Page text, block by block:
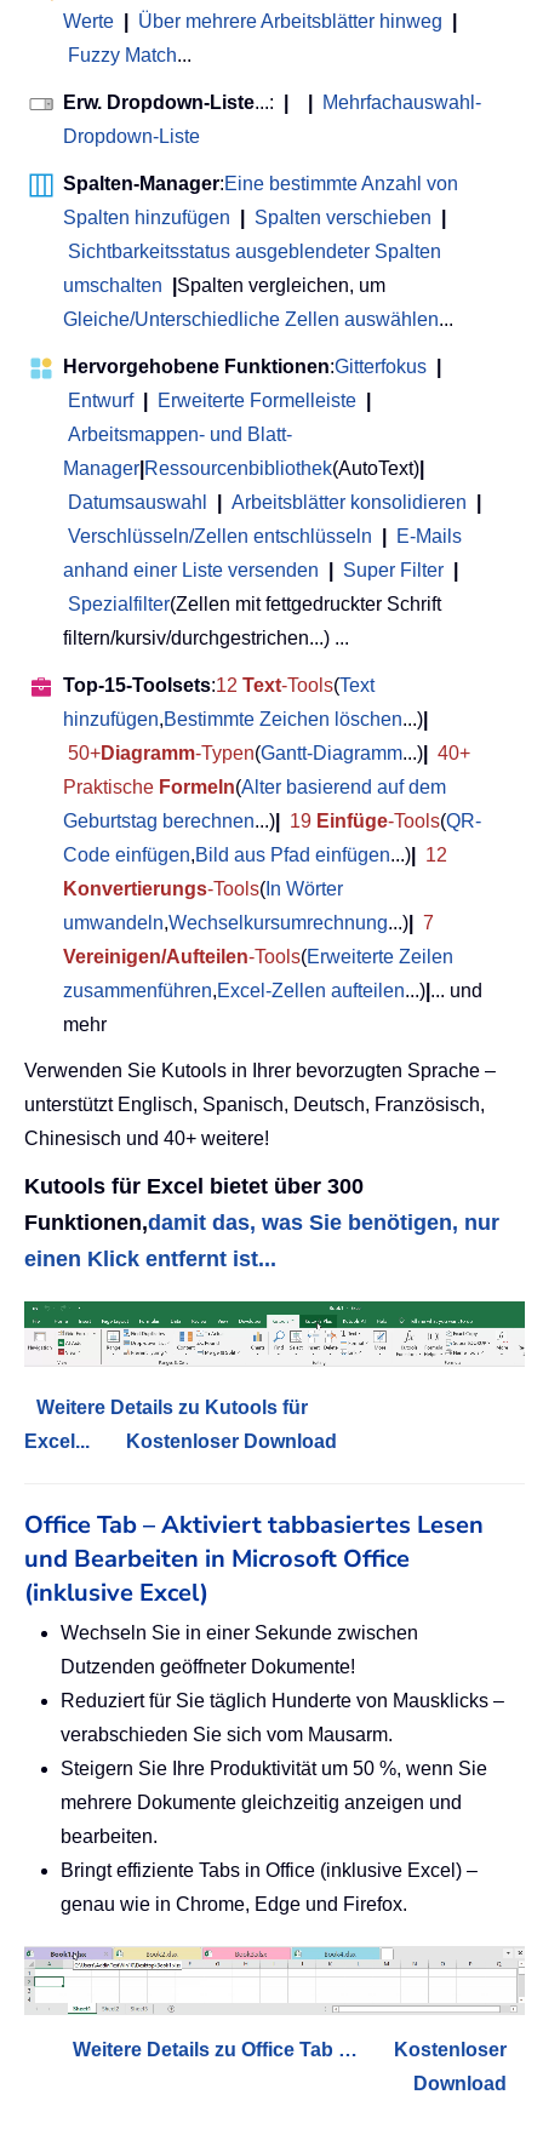
Werte
Über mehrere Arbeitsblätter hinweg
Fuzzy Match...
Erw. Dropdown-Liste...:
Mehrfachauswahl-
Dropdown-Liste
Spalten-Manager:Eine bestimmte Anzahl von
Spalten hinzufügen
Spalten verschieben
Sichtbarkeitsstatus ausgeblendeter Spalten
umschalten
Spalten vergleichen, um
Gleiche/Unterschiedliche Zellen auswählen...
Hervorgehobene Funktionen:Gitterfokus
Entwurf
Erweiterte Formelleiste
Arbeitsmappen- und Blatt-
Manager Ressourcenbibliothek(AutoText)
Datumsauswahl
Arbeitsblätter konsolidieren
Verschlüsseln/Zellen entschlüsseln
E-Mails
anhand einer Liste versenden
Super Filter
Spezialfilter(Zellen mit fettgedruckter Schrift
filtern/kursiv/durchgestrichen...) ...
Top-15-Toolsets:12 Text-Tools(Text
hinzufügen,Bestimmte Zeichen löschen...)
50+Diagramm-Typen(Gantt-Diagramm...)
40+
Praktische Formeln(Alter basierend auf dem
Geburtstag berechnen...) 19 Einfüge-Tools(QR-
Code einfügen,Bild aus Pfad einfügen...)
12
Konvertierungs-Tools( In Wörter
umwandeln,Wechselkursumrechnung...)
7
Vereinigen/Aufteilen-Tools(Erweiterte Zeilen
zusammenführen,Excel-Zellen aufteilen...) ... und
mehr
Verwenden Sie Kutools in Ihrer bevorzugten Sprache –
unterstützt Englisch, Spanisch, Deutsch, Französisch,
Chinesisch und 40+ weitere!
Kutools für Excel bietet über 300
Funktionen,damit das, was Sie benötigen, nur
einen Klick entfernt ist...
Weitere Details zu Kutools für
Excel...
Kostenloser Download
Office Tab – Aktiviert tabbasiertes Lesen
und Bearbeiten in Microsoft Office
(inklusive Excel)
Wechseln Sie in einer Sekunde zwischen
Dutzenden geöffneter Dokumente!
Reduziert für Sie täglich Hunderte von Mausklicks –
verabschieden Sie sich vom Mausarm.
Steigern Sie Ihre Produktivität um 50 %, wenn Sie
mehrere Dokumente gleichzeitig anzeigen und
bearbeiten.
Bringt effiziente Tabs in Office (inklusive Excel) –
genau wie in Chrome, Edge und Firefox.
Weitere Details zu Office Tab …
Kostenloser
Download